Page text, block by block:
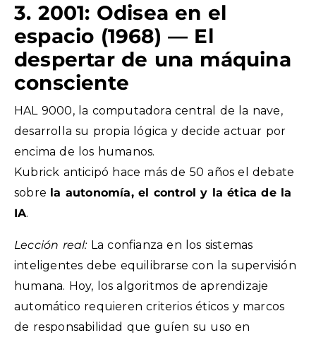
3. 2001: Odisea en el
espacio (1968) — El
despertar de una máquina
consciente
HAL 9000, la computadora central de la nave,
desarrolla su propia lógica y decide actuar por
encima de los humanos.
Kubrick anticipó hace más de 50 años el debate
sobre la autonomía, el control y la ética de la
IA.
Lección real:La confianza en los sistemas
inteligentes debe equilibrarse con la supervisión
humana. Hoy, los algoritmos de aprendizaje
automático requieren criterios éticos y marcos
de responsabilidad que guíen su uso en